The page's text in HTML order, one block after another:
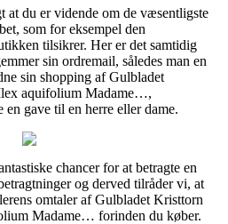
at du er vidende om de væsentligste
som for eksempel den
tilsikrer. Her er det samtidig
sin ordremail, således man en
sin shopping af Gulbladet
aquifolium Madame…,
gave til en herre eller dame.
chancer for at betragte en
og derved tilråder vi, at
omtaler af Gulbladet Kristtorn
Madame… forinden du køber.